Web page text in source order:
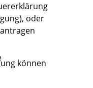
oder
können